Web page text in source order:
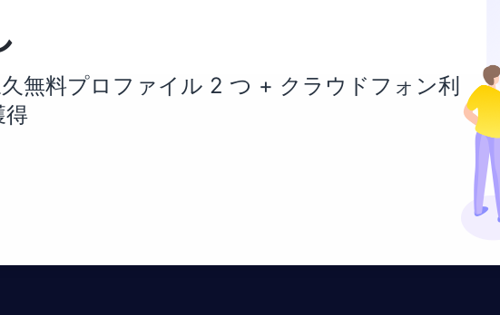
無料プロファイル 2 つ + クラウドフォン利
得